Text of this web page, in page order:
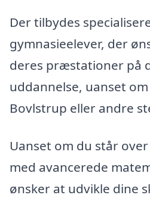
Der tilbydes
gymnasieelever, der
deres præstationer på
uddannelse, uanset
Bovlstrup eller andre
Uanset om du står
med avancerede
ønsker at udvikle dine